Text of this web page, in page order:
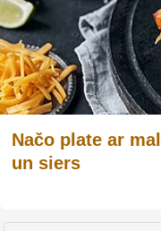
Načo plate ar
un siers